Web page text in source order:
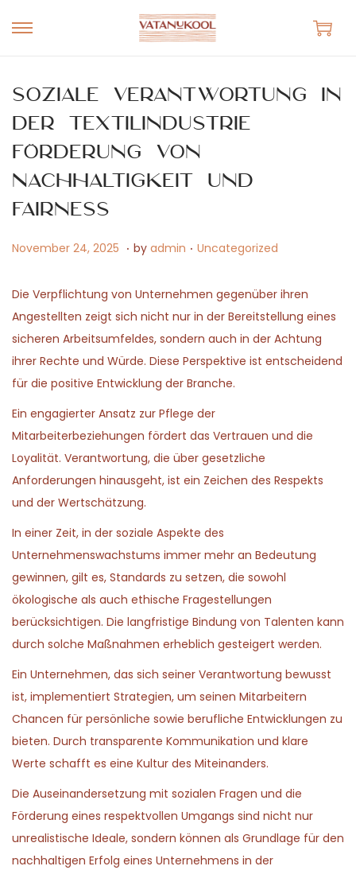
S
p
t
o
n
S
p
t
o
c
Soziale Verantwortung in
der Textilindustrie
Förderung von
Nachhaltigkeit und
Fairness
P
s
t
e
d
o
November 24, 2025 M
y
1
5
,
2
6
. by admin . P
s
t
e
d
i
Uncategorized
Die Verpflichtung von Unternehmen gegenüber ihren
Angestellten zeigt sich nicht nur in der Bereitstellung eines
sicheren Arbeitsumfeldes, sondern auch in der Achtung
ihrer Rechte und Würde. Diese Perspektive ist entscheidend
für die positive Entwicklung der Branche.
Ein engagierter Ansatz zur Pflege der
Mitarbeiterbeziehungen fördert das Vertrauen und die
Loyalität. Verantwortung, die über gesetzliche
Anforderungen hinausgeht, ist ein Zeichen des Respekts
und der Wertschätzung.
In einer Zeit, in der soziale Aspekte des
Unternehmenswachstums immer mehr an Bedeutung
gewinnen, gilt es, Standards zu setzen, die sowohl
ökologische als auch ethische Fragestellungen
berücksichtigen. Die langfristige Bindung von Talenten kann
durch solche Maßnahmen erheblich gesteigert werden.
Ein Unternehmen, das sich seiner Verantwortung bewusst
ist, implementiert Strategien, um seinen Mitarbeitern
Chancen für persönliche sowie berufliche Entwicklungen zu
bieten. Durch transparente Kommunikation und klare
Werte schafft es eine Kultur des Miteinanders.
Die Auseinandersetzung mit sozialen Fragen und die
Förderung eines respektvollen Umgangs sind nicht nur
unrealistische Ideale, sondern können als Grundlage für den
nachhaltigen Erfolg eines Unternehmens in der